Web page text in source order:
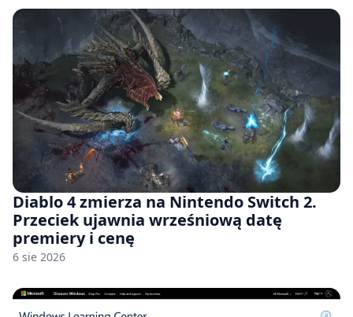
Diablo 4 zmierza na Nintendo Switch 2.
Przeciek ujawnia wrześniową datę
premiery i cenę
6 sie 2026